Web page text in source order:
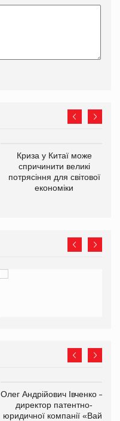
Криза у Китаї може
спричинити великі
потрясіння для світової
економіки
Олег Андрійович Івченко —
директор патентно-
юридичної компанії «Вайз